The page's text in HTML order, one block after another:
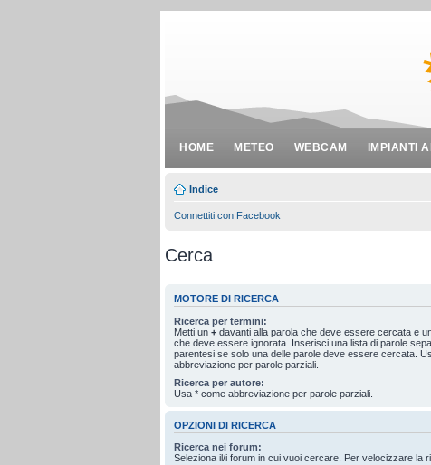
HOME METEO WEBCAM IMPIANTI
Indice
Connettiti con Facebook
Cerca
MOTORE DI RICERCA
Ricerca per termini:
Metti un + davanti alla parola che deve essere cercata e
che deve essere ignorata. Inserisci una lista di parole
parentesi se solo una delle parole deve essere cercata.
abbreviazione per parole parziali.
Ricerca per autore:
Usa * come abbreviazione per parole parziali.
OPZIONI DI RICERCA
Ricerca nei forum:
Seleziona il/i forum in cui vuoi cercare. Per velocizzare la